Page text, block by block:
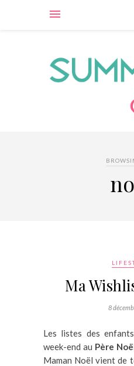
Ma
8
Les listes des
week-end au Père
Maman Noël vient de